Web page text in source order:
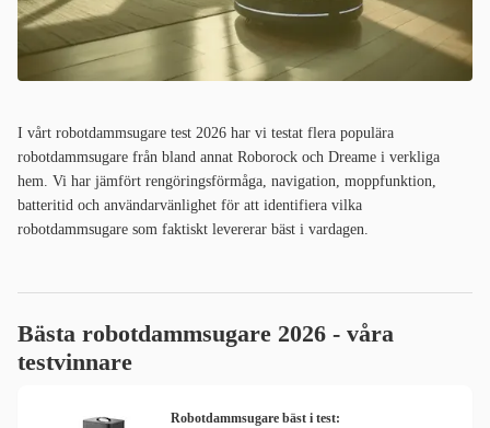
I vårt robotdammsugare test 2026 har vi testat flera populära
robotdammsugare från bland annat Roborock och Dreame i verkliga
hem. Vi har jämfört rengöringsförmåga, navigation, moppfunktion,
batteritid och användarvänlighet för att identifiera vilka
robotdammsugare som faktiskt levererar bäst i vardagen.
Bästa robotdammsugare 2026 - våra
testvinnare
Robotdammsugare bäst i test: